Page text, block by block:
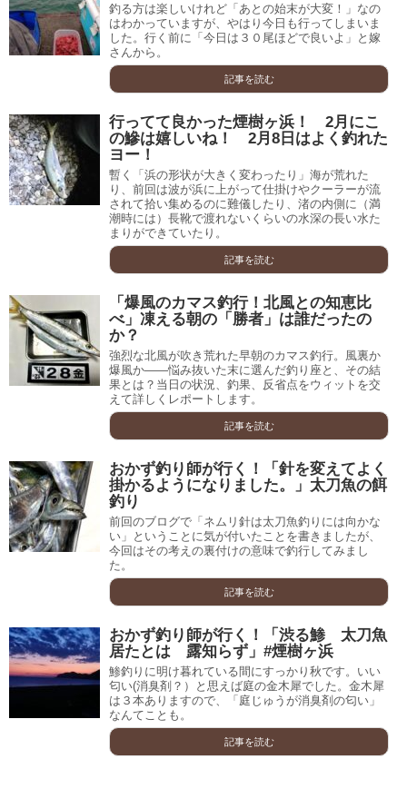
釣る方は楽しいけれど「あとの始末が大変！」なの
はわかっていますが、やはり今日も行ってしまいま
した。行く前に「今日は３０尾ほどで良いよ」と嫁
さんから。
記事を読む
行ってて良かった煙樹ヶ浜！ 2月にこ
の鰺は嬉しいね！ 2月8日はよく釣れた
ヨー！
暫く「浜の形状が大きく変わったり」海が荒れた
り、前回は波が浜に上がって仕掛けやクーラーが流
されて拾い集めるのに難儀したり、渚の内側に（満
潮時には）長靴で渡れないくらいの水深の長い水た
まりができていたり。
記事を読む
「爆風のカマス釣行！北風との知恵比
べ」凍える朝の「勝者」は誰だったの
か？
強烈な北風が吹き荒れた早朝のカマス釣行。風裏か
爆風か――悩み抜いた末に選んだ釣り座と、その結
果とは？当日の状況、釣果、反省点をウィットを交
えて詳しくレポートします。
記事を読む
おかず釣り師が行く！「針を変えてよく
掛かるようになりました。」太刀魚の餌
釣り
前回のブログで「ネムリ針は太刀魚釣りには向かな
い」ということに気が付いたことを書きましたが、
今回はその考えの裏付けの意味で釣行してみまし
た。
記事を読む
おかず釣り師が行く！「渋る鯵 太刀魚
居たとは 露知らず」#煙樹ヶ浜
鯵釣りに明け暮れている間にすっかり秋です。いい
匂い(消臭剤？）と思えば庭の金木犀でした。金木犀
は３本ありますので、「庭じゅうが消臭剤の匂い」
なんてことも。
記事を読む